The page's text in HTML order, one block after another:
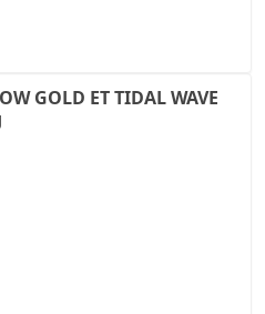
GOLD ET TIDAL WAVE